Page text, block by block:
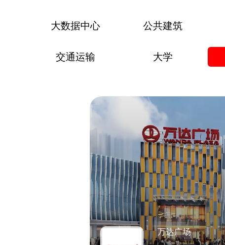
大数据中心
交通运输
公共建筑
大学
万达广场